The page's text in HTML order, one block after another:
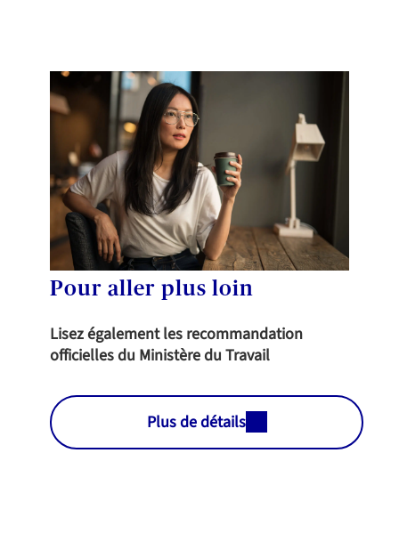
Pour aller plus loin
Lisez également les recommandation
officielles du Ministère du Travail
Plus de détails